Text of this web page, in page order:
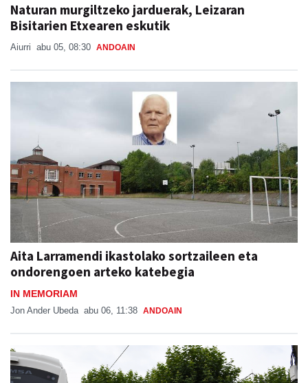
Naturan murgiltzeko jarduerak, Leizaran
Bisitarien Etxearen eskutik
Aiurri abu 05, 08:30 ANDOAIN
Aita Larramendi ikastolako sortzaileen eta
ondorengoen arteko katebegia
IN MEMORIAM
Jon Ander Ubeda abu 06, 11:38 ANDOAIN